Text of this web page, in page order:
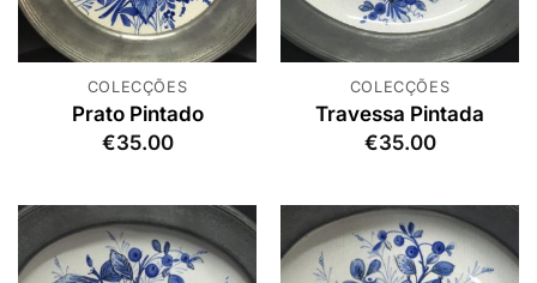
COLECÇÕES
Prato Pintado
€35.00
COLECÇÕES
Travessa Pintada
€35.00